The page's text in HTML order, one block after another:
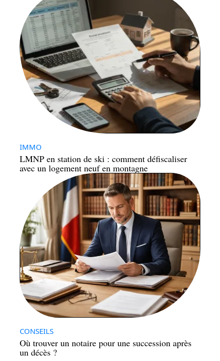
IMMO
LMNP en station de ski : comment défiscaliser
avec un logement neuf en montagne
CONSEILS
Où trouver un notaire pour une succession après
un décès ?